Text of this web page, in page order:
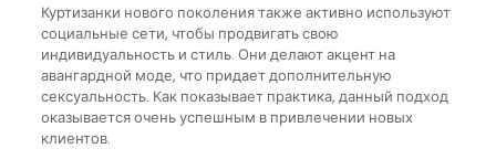
Куртизанки нового поколения также активно используют
социальные сети, чтобы продвигать свою
индивидуальность и стиль. Они делают акцент на
авангардной моде, что придает дополнительную
сексуальность. Как показывает практика, данный подход
оказывается очень успешным в привлечении новых
клиентов.